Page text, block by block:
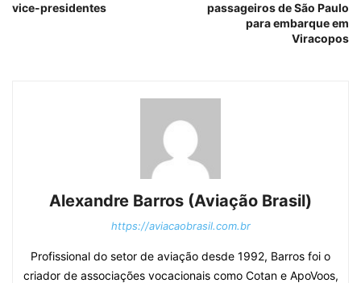
vice-presidentes
passageiros de São Paulo
para embarque em
Viracopos
Alexandre Barros (Aviação Brasil)
https://aviacaobrasil.com.br
Profissional do setor de aviação desde 1992, Barros foi o
criador de associações vocacionais como Cotan e ApoVoos,